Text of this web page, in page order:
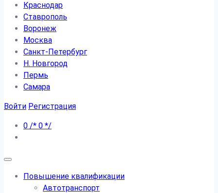
Краснодар
Ставрополь
Воронеж
Москва
Санкт-Петербург
Н. Новгород
Пермь
Самара
Войти Регистрация
0 /* 0 */
Повышение квалификации
Автотранспорт